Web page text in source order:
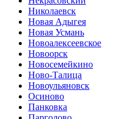
Николаевск
Новая Адыгея
Новая Усмань
Новоалексеевское
Новоорск
Новосемейкино
Ново-Талица
Новоульяновск
Осиново
Панковка